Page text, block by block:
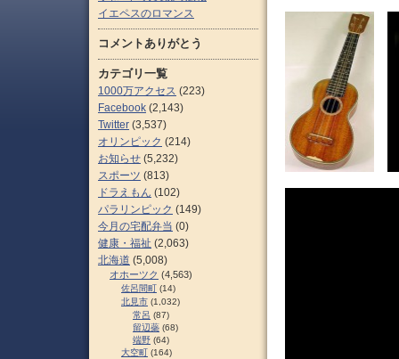
イエペスのロマンス
コメントありがとう
カテゴリ一覧
1000万アクセス (223)
Facebook (2,143)
Twitter (3,537)
オリンピック (214)
お知らせ (5,232)
スポーツ (813)
ドラえもん (102)
パラリンピック (149)
今月の宅配弁当 (0)
健康・福祉 (2,063)
北海道 (5,008)
オホーツク (4,563)
佐呂間町 (14)
北見市 (1,032)
常呂 (87)
留辺蘂 (68)
端野 (64)
大空町 (164)